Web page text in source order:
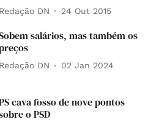
Redação DN 24 Out 2015
salários, mas também os
Redação DN 02 Jan 2024
cava fosso de nove pontos
o PSD